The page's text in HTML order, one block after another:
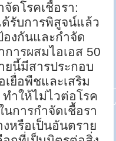
ดโรคเชื้อรา:
ด้รับการพิสูจน์แล้ว
งกันและกำจัด
ารผสมไอเอส 50
ยนี้มีสารประกอบ
ยื่อพืชและเสริม
ำให้ไม่ไวต่อโรค
การกำจัดเชื้อรา
หรือเป็นอันตราย